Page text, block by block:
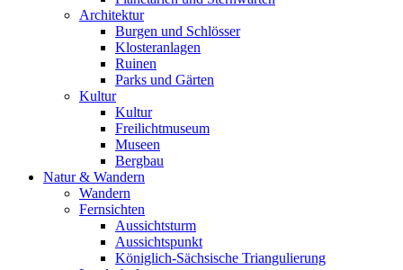
Architektur
Burgen und Schlösser
Klosteranlagen
Ruinen
Parks und Gärten
Kultur
Kultur
Freilichtmuseum
Museen
Bergbau
Natur & Wandern
Wandern
Fernsichten
Aussichtsturm
Aussichtspunkt
Königlich-Sächsische Triangulierung